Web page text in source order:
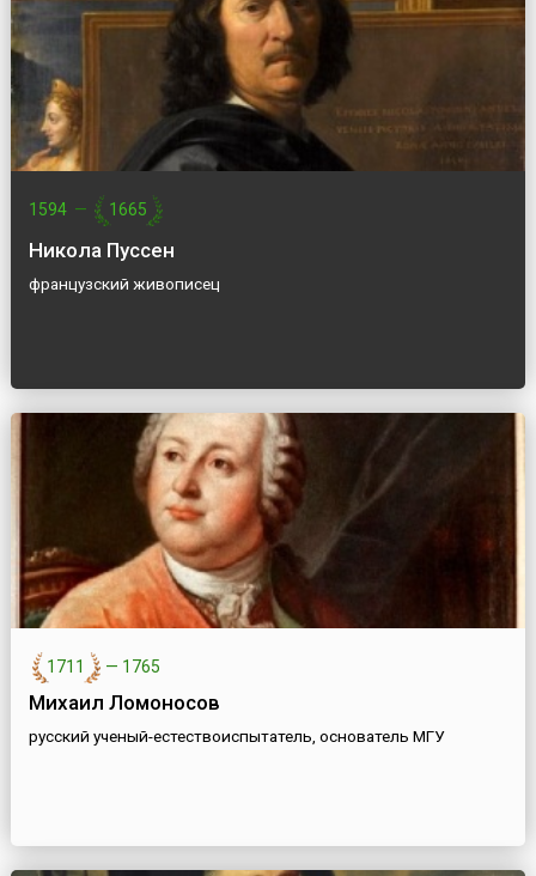
1594 — 1665
Никола Пуссен
французский живописец
1711 — 1765
Михаил Ломоносов
русский ученый-естествоиспытатель, основатель МГУ